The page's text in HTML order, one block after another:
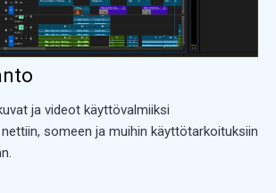
ja videot käyttövalmiiksi
someen ja muihin käyttötarkoituksiin